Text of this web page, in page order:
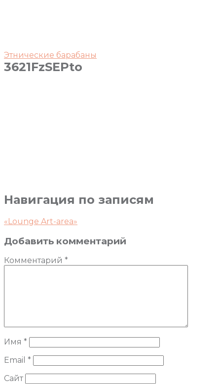
Этнические барабаны
3621FzSEPto
Навигация по записям
«Lounge Art-area»
Добавить комментарий
Комментарий *
Имя *
Email *
Сайт